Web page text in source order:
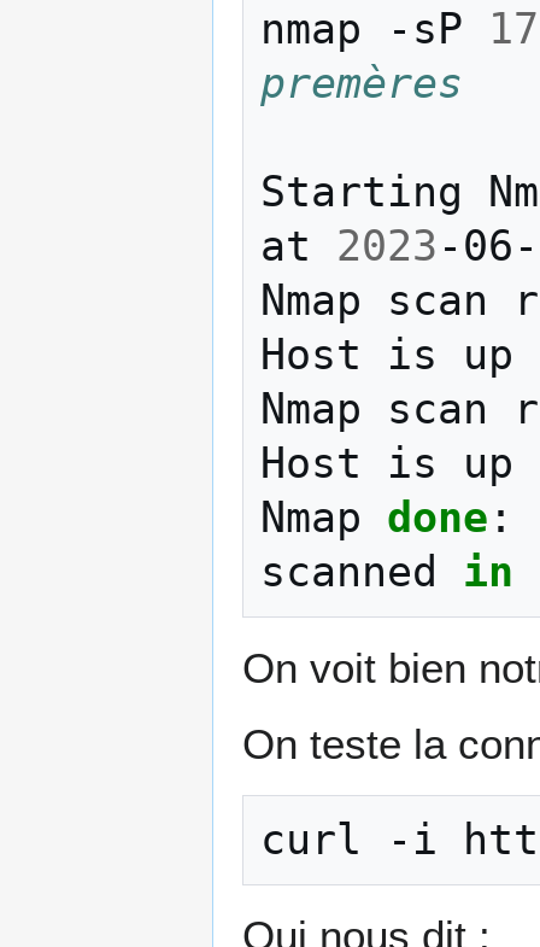
nmap -sP
premères
Starting
at
2023 -
Nmap
scan
Host
is up
Nmap
scan
Host
is up
Nmap done :
scanned
in
On voit bien
On teste la
curl -i
Qui nous dit :